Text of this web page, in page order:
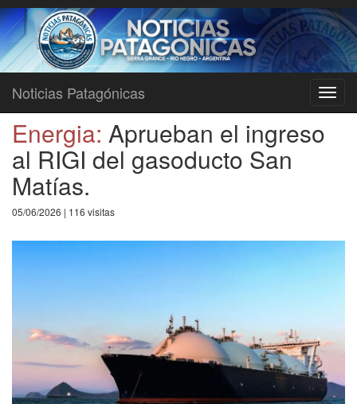
Noticias Patagónicas
Energia: Aprueban el ingreso
al RIGI del gasoducto San
Matías.
05/06/2026 | 116 visitas